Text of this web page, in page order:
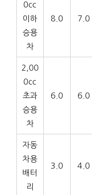
0cc
이하
승용
차
8.0 7.0
2,00
0cc
초과
승용
차
6.0 6.0
자동
차용
배터
리
3.0 4.0